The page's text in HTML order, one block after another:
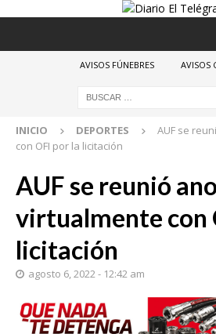
AVISOS FÚNEBRES AVISOS
INICIO DEPORTES
AUF se
con OFI por la licitación
AUF se reunió
virtualmente con
licitación
agosto 6, 2022 - 12:42 am